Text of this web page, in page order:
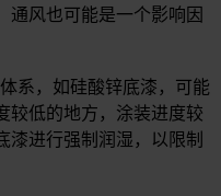
通风也可能是一个影响因
系，如硅酸锌底漆，可能
较低的地方，涂装进度较
漆进行强制润湿，以限制